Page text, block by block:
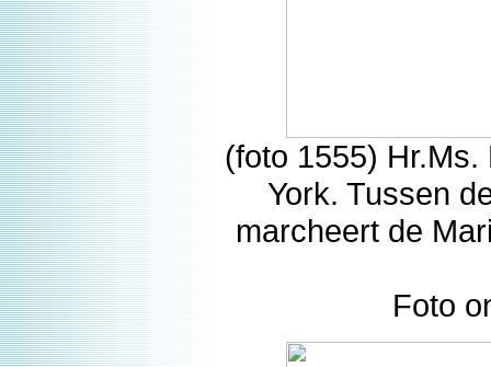
(foto 1555)
York. Tussen
marcheert de
Foto